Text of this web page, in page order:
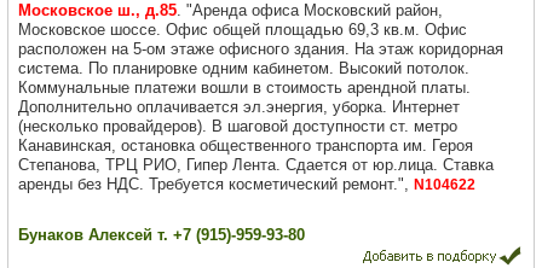
Московское ш., д.85. "Аренда офиса Московский район,
Московское шоссе. Офис общей площадью 69,3 кв.м. Офис
расположен на 5-ом этаже офисного здания. На этаж коридорная
система. По планировке одним кабинетом. Высокий потолок.
Коммунальные платежи вошли в стоимость арендной платы.
Дополнительно оплачивается эл.энергия, уборка. Интернет
(несколько провайдеров). В шаговой доступности ст. метро
Канавинская, остановка общественного транспорта им. Героя
Степанова, ТРЦ РИО, Гипер Лента. Сдается от юр.лица. Ставка
аренды без НДС. Требуется косметический ремонт.", N104622
Бунаков Алексей т. +7 (915)-959-93-80